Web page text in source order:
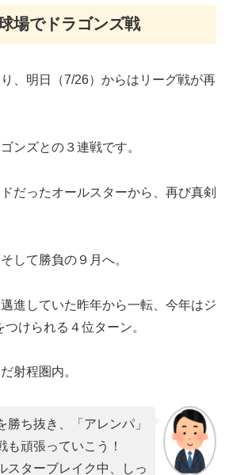
場でドラゴンズ戦
、明日（7/26）からはリーグ戦が再
ンズとの３連戦です。
だったオールスターから、再び真剣
して勝負の９月へ。
邁進していた昨年から一転、今年はジ
けられる４位ターン。
射程圏内。
勝ち抜き、「アレンパ」
も頑張っていこう！
スターブレイク中、しっ